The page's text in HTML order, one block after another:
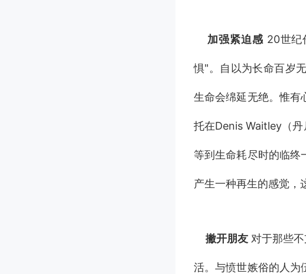
加强紧迫感 20世纪
惧"。自以为长命百岁
生命会绵延无绝。惟有
托在Denis Waitley（
等到生命耗尽时的临终
产生一种再生的感觉，
撇开朋友 对于那些
活。与愤世嫉俗的人为